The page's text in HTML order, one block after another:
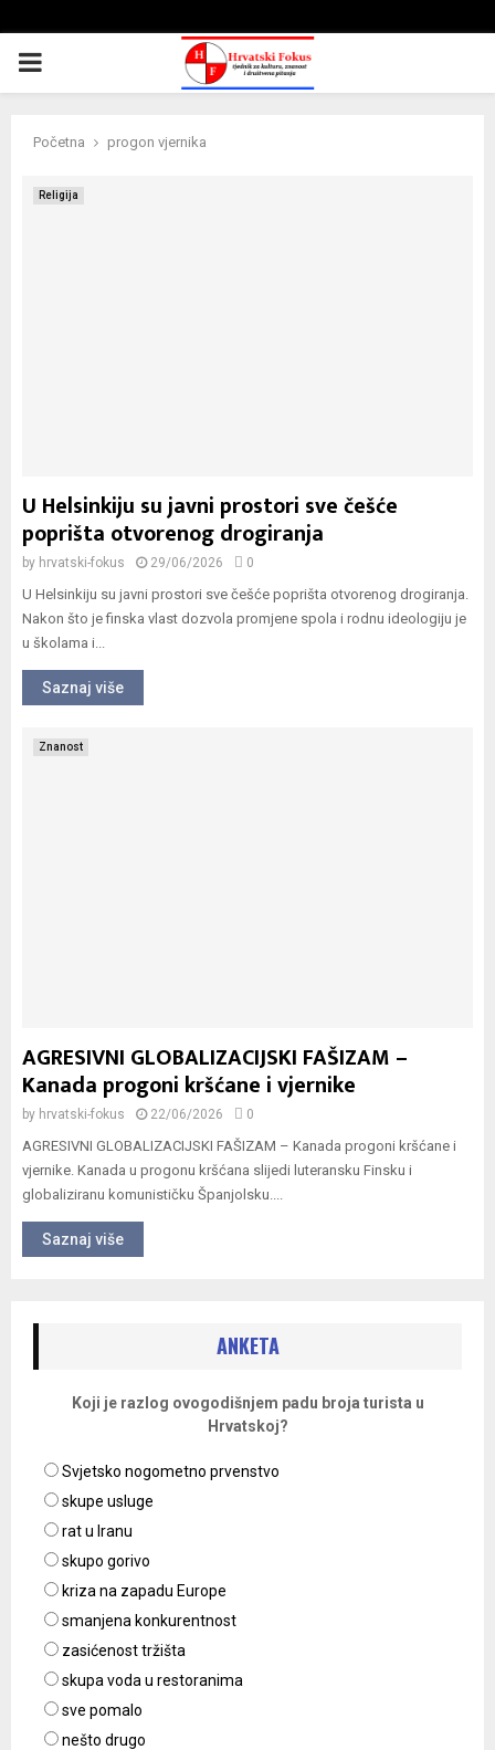
PRIMARY
Početna progon vjernika
Religija
U Helsinkiju su javni prostori sve češće
poprišta otvorenog drogiranja
by hrvatski-fokus 29/06/2026 0
U Helsinkiju su javni prostori sve češće poprišta otvorenog drogiranja.
Nakon što je finska vlast dozvola promjene spola i rodnu ideologiju je
u školama i...
Saznaj više
Znanost
AGRESIVNI GLOBALIZACIJSKI FAŠIZAM –
Kanada progoni kršćane i vjernike
by hrvatski-fokus 22/06/2026 0
AGRESIVNI GLOBALIZACIJSKI FAŠIZAM – Kanada progoni kršćane i
vjernike. Kanada u progonu kršćana slijedi luteransku Finsku i
globaliziranu komunističku Španjolsku....
Saznaj više
ANKETA
Koji je razlog ovogodišnjem padu broja turista u
Hrvatskoj?
Svjetsko nogometno prvenstvo
skupe usluge
rat u Iranu
skupo gorivo
kriza na zapadu Europe
smanjena konkurentnost
zasićenost tržišta
skupa voda u restoranima
sve pomalo
nešto drugo